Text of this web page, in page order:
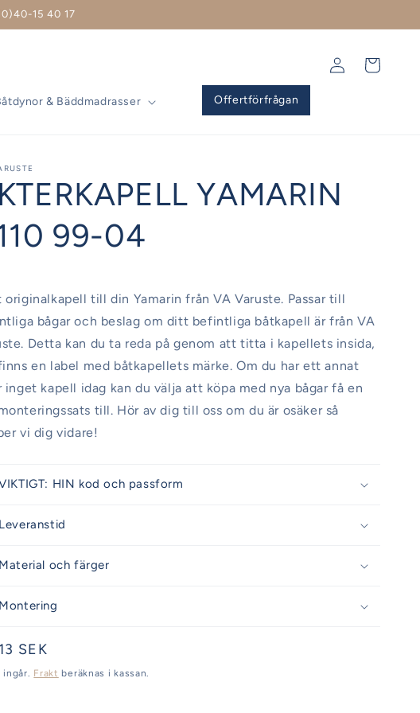
15 40 17
& Bäddmadrasser Offertförfrågan
Logga
Varukorg
YAMARIN
99-04
originalkapell till din Yamarin från VA Varuste. Passar till
bågar och beslag om ditt befintliga båtkapell är från VA
Detta kan du ta reda på genom att titta i kapellets insida,
en label med båtkapellets märke. Om du har ett annat
inget kapell idag kan du välja att köpa med nya bågar få en
till. Hör av dig till oss om du är osäker så
vi dig vidare!
HIN kod och passform
Leveranstid
Material och färger
Montering
SEK
ingår. Frakt beräknas i kassan.